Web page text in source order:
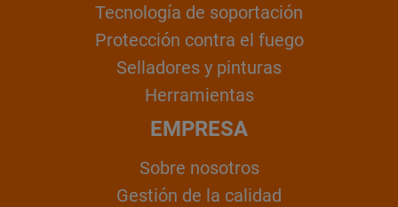
Tecnología de soportación
Protección contra el fuego
Selladores y pinturas
Herramientas
EMPRESA
Sobre nosotros
Gestión de la calidad